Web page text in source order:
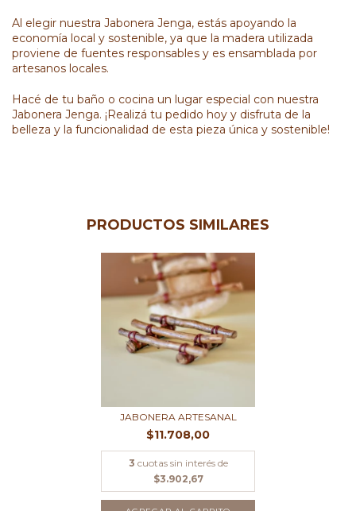
Al elegir nuestra Jabonera Jenga, estás apoyando la
economía local y sostenible, ya que la madera utilizada
proviene de fuentes responsables y es ensamblada por
artesanos locales.
Hacé de tu baño o cocina un lugar especial con nuestra
Jabonera Jenga. ¡Realizá tu pedido hoy y disfruta de la
belleza y la funcionalidad de esta pieza única y sostenible!
PRODUCTOS SIMILARES
JABONERA ARTESANAL
$11.708,00
3 cuotas sin interés de
$3.902,67